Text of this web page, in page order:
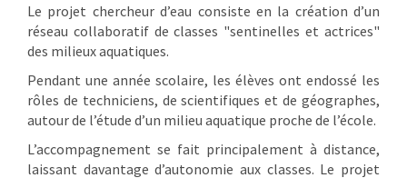
Le projet chercheur d’eau consiste en la création d’un
réseau collaboratif de classes "sentinelles et actrices"
des milieux aquatiques.
Pendant une année scolaire, les élèves ont endossé les
rôles de techniciens, de scientifiques et de géographes,
autour de l’étude d’un milieu aquatique proche de l’école.
L’accompagnement se fait principalement à distance,
laissant davantage d’autonomie aux classes. Le projet